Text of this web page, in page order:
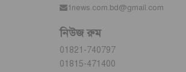
1news.com.bd@gmail.com
নিউজ রুম
01821-740797
01815-471400